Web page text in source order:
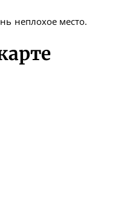
неплохое место.